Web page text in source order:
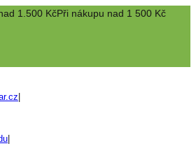
1.500 KčPři nákupu nad 1 500 Kč